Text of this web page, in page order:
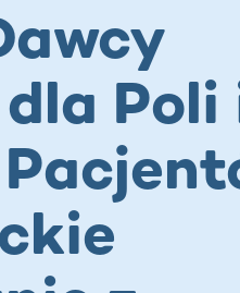
Poli